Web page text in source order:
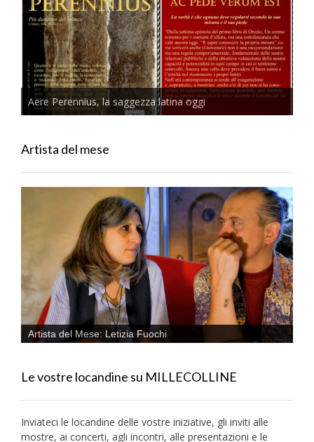
Aere Perennius, la saggezza latina oggi
Artista del mese
Artista del Mese: Letizia Fuochi
Le vostre locandine su MILLECOLLINE
Inviateci le locandine delle vostre iniziative, gli inviti alle
mostre, ai concerti, agli incontri, alle presentazioni e le